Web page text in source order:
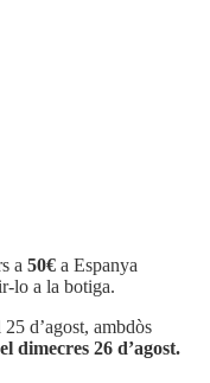
a 50€ a Espanya
lo a la botiga.
d’agost, ambdòs
dimecres 26 d’agost.